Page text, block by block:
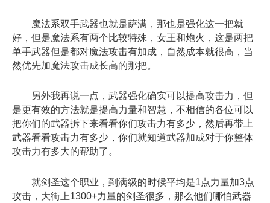
魔法系双手武器也就是萨满，那也是强化这一把就
好，但是魔法系有两个比较特殊，女王和炮火，这是两把
单手武器但是都对魔法攻击有加成，自然成本就很高，当
然优先加魔法攻击成长高的那把。
另外我再说一点，武器强化确实可以提高攻击力，但
是更有效的方法就是提高力量和智慧，不相信的各位可以
把你们的武器拆下来看看你们攻击力有多少，然后再带上
武器看看攻击力有多少，你们就知道武器加成对于你整体
攻击力有多大的帮助了。
就剑圣这个职业，到满级的时候平均是1点力量加3点
攻击，大街上1300+力量的剑圣很多 ，那么他们哪怕武器